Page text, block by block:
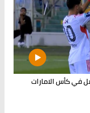
في كأس الامارات